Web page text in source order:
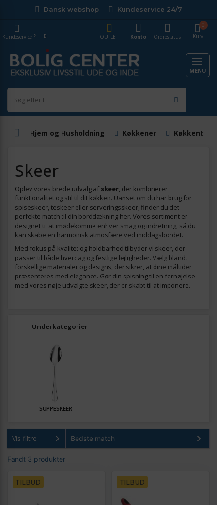
Dansk webshop Kundeservice 24/7
Kurv
0
OUTLET
Konto Ordrestatus
Kundeservice 0
MENU
Hjem og Husholdning Køkkener
Skeer
Oplev vores brede udvalg af skeer, der kombinerer
funktionalitet og stil til dit køkken. Uanset om du har brug for
spiseskeer, teskeer eller serveringsskeer, finder du det
perfekte match til din borddækning her. Vores sortiment er
designet til at imødekomme enhver smag og indretning, så du
kan skabe en harmonisk atmosfære ved middagsbordet.
Med fokus på kvalitet og holdbarhed tilbyder vi skeer, der
passer til både hverdag og festlige lejligheder. Vælg blandt
forskellige materialer og designs, der sikrer, at dine måltider
præsenteres med elegance. Gør din spisning til en fornøjelse
med vores nøje udvalgte skeer, der er skabt til at imponere.
Underkategorier
SUPPESKEER
Vis filtre
Fandt 3 produkter
TILBUD TILBUD